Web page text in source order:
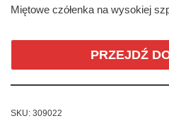
Miętowe czółenka na wysokiej
PRZEJDŹ
SKU: 309022